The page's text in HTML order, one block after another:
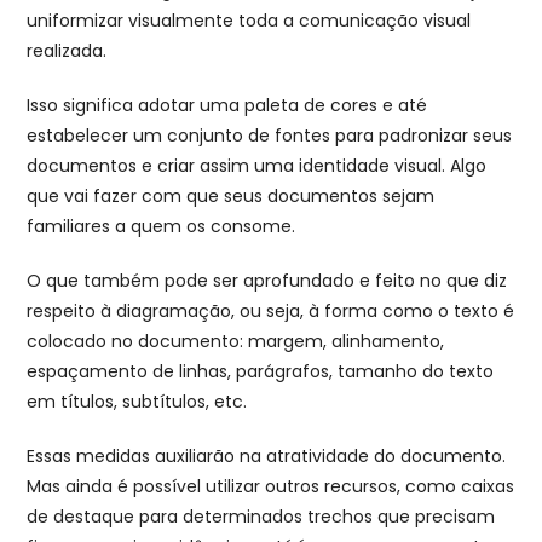
uniformizar visualmente toda a comunicação visual
realizada.
Isso significa adotar uma paleta de cores e até
estabelecer um conjunto de fontes para padronizar seus
documentos e criar assim uma identidade visual. Algo
que vai fazer com que seus documentos sejam
familiares a quem os consome.
O que também pode ser aprofundado e feito no que diz
respeito à diagramação, ou seja, à forma como o texto é
colocado no documento: margem, alinhamento,
espaçamento de linhas, parágrafos, tamanho do texto
em títulos, subtítulos, etc.
Essas medidas auxiliarão na atratividade do documento.
Mas ainda é possível utilizar outros recursos, como caixas
de destaque para determinados trechos que precisam